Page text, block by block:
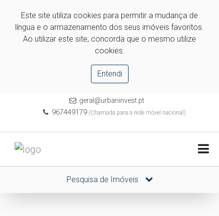
Este site utiliza cookies para permitir a mudança de
língua e o armazenamento dos seus imóveis favoritos.
Ao utilizar este site, concorda que o mesmo utilize
cookies.
Entendi
geral@urbaninvest.pt
967449179 (Chamada para a rede móvel nacional)
Pesquisa de Imóveis